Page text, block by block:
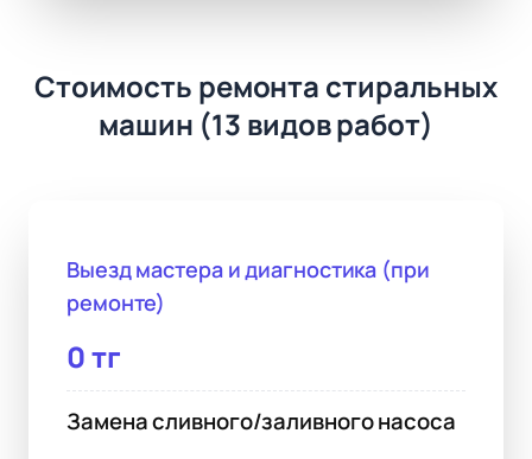
Стоимость ремонта стиральных
машин (13 видов работ)
Выезд мастера и диагностика (при
ремонте)
0 тг
Замена сливного/заливного насоса